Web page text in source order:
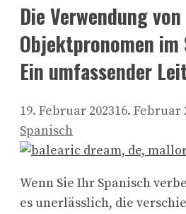
Die Verwendung von
Objektpronomen im
Ein umfassender
19. Februar 202316. Februar
Spanisch
Wenn Sie Ihr Spanisch
es unerlässlich, die